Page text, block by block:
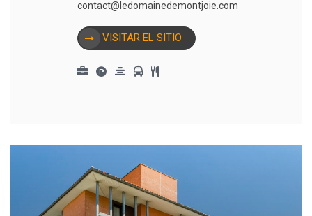
contact@ledomainedemontjoie.com
VISITAR EL SITIO